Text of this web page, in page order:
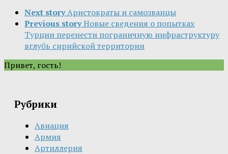
Next storyАристократы и самозванцы
Previous storyНовые сведения о попытках
Турции перенести пограничную инфраструктуру
вглубь сирийской территории
Привет, гость!
Рубрики
Авиация
Армия
Артиллерия